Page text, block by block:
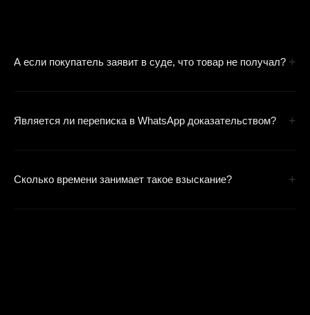
А если покупатель заявит в суде, что товар не получал? +
путевые листы. Суд исходит из того, что перевозчик не возит
Является ли переписка в WhatsApp доказательством? +
ВС №10), если можно идентифицировать отправителя. Мы
Сколько времени занимает такое взыскание? +